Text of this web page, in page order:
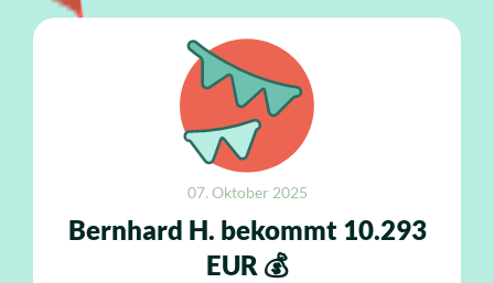
07. Oktober 2025
Bernhard H. bekommt 10.293
EUR 💰